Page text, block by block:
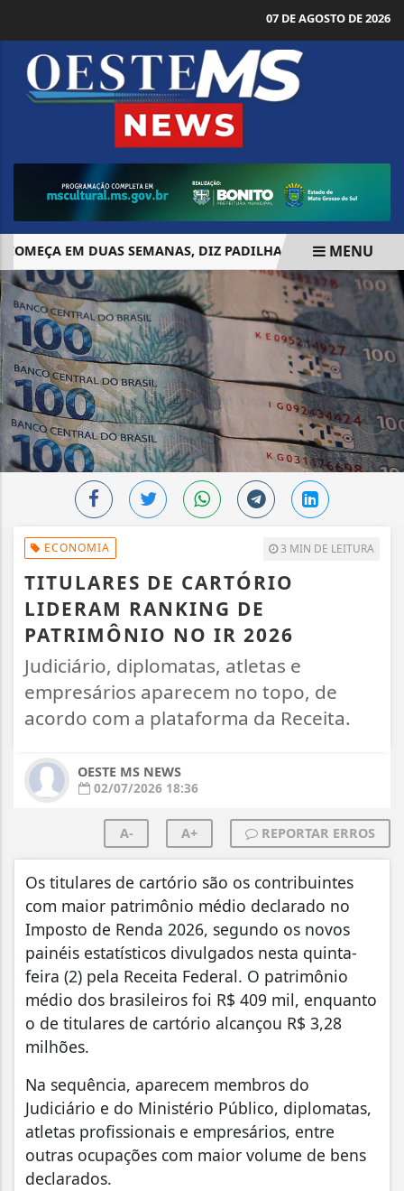
07 DE AGOSTO DE 2026
EM DUAS SEMANAS, DIZ PADILHA PREFEITURA
EM ALTA
MENU
ECONOMIA 3 MIN DE LEITURA
TITULARES DE CARTÓRIO
LIDERAM RANKING DE
PATRIMÔNIO NO IR 2026
Judiciário, diplomatas, atletas e
empresários aparecem no topo, de
acordo com a plataforma da Receita.
OESTE MS NEWS
02/07/2026 18:36
A- A+ REPORTAR ERROS
Os titulares de cartório são os contribuintes
com maior patrimônio médio declarado no
Imposto de Renda 2026, segundo os novos
painéis estatísticos divulgados nesta quinta-
feira (2) pela Receita Federal. O patrimônio
médio dos brasileiros foi R$ 409 mil, enquanto
o de titulares de cartório alcançou R$ 3,28
milhões.
Na sequência, aparecem membros do
Judiciário e do Ministério Público, diplomatas,
atletas profissionais e empresários, entre
outras ocupações com maior volume de bens
declarados.